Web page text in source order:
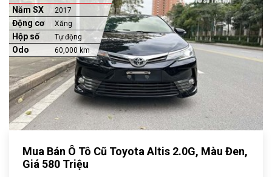
Năm SX 2017
Động cơ Xăng
Hộp số Tự động
Odo 60,000 km
Mua Bán Ô Tô Cũ Toyota Altis 2.0G, Màu Đen,
Giá 580 Triệu